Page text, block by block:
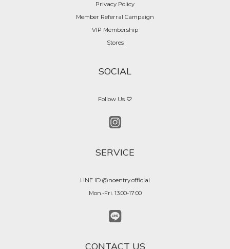
Privacy Policy
Member Referral Campaign
VIP Membership
Stores
SOCIAL
Follow Us ♡
SERVICE
LINE ID @noentry.official
Mon.-Fri. 13:00-17:00
CONTACT US